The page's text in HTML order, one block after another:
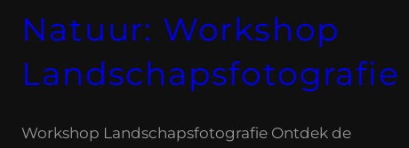
Natuur: Workshop
Landschapsfotografie
Workshop Landschapsfotografie Ontdek de